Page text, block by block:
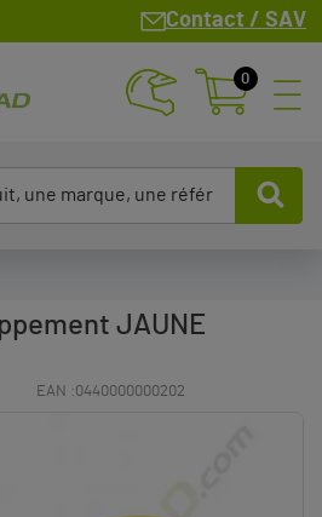
Contact / SAV
0
JAUNE
EAN :0440000000202